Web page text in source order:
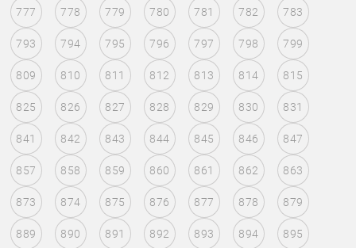
777 778 779 780 781 782 783
793 794 795 796 797 798 799
809 810 811 812 813 814 815
825 826 827 828 829 830 831
841 842 843 844 845 846 847
857 858 859 860 861 862 863
873 874 875 876 877 878 879
889 890 891 892 893 894 895